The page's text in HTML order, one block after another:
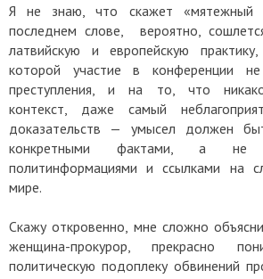
Я не знаю, что скажет «мятежный
последнем слове, вероятно,
латвийскую и европейскую
которой участие в конференции
преступления, и на то, что
контекст, даже самый
доказательств — умысел должен
конкретными фактами, а не
политинформациями и ссылками на
мире.
Скажу откровенно, мне сложно
женщина-прокурор, прекрасно
политическую подоплеку обвинений